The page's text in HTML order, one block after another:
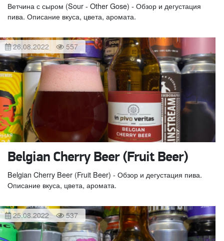
Ветчина с сыром (Sour - Other Gose) - Обзор и дегустация
пива. Описание вкуса, цвета, аромата.
26.08.2022 557
Belgian Cherry Beer (Fruit Beer)
Belgian Cherry Beer (Fruit Beer) - Обзор и дегустация пива.
Описание вкуса, цвета, аромата.
25.08.2022 537